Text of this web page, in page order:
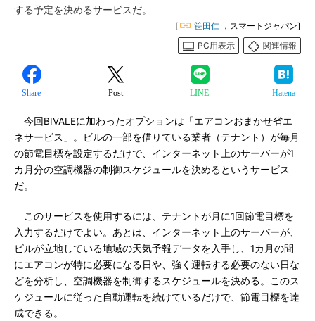
する予定を決めるサービスだ。
[ 笹田仁 ，スマートジャパン]
PC用表示
関連情報
Share Post LINE Hatena
今回BIVALEに加わったオプションは「エアコンおまかせ省エ
ネサービス」。ビルの一部を借りている業者（テナント）が毎月
の節電目標を設定するだけで、インターネット上のサーバーが1
カ月分の空調機器の制御スケジュールを決めるというサービス
だ。
このサービスを使用するには、テナントが月に1回節電目標を
入力するだけでよい。あとは、インターネット上のサーバーが、
ビルが立地している地域の天気予報データを入手し、1カ月の間
にエアコンが特に必要になる日や、強く運転する必要のない日な
どを分析し、空調機器を制御するスケジュールを決める。このス
ケジュールに従った自動運転を続けているだけで、節電目標を達
成できる。